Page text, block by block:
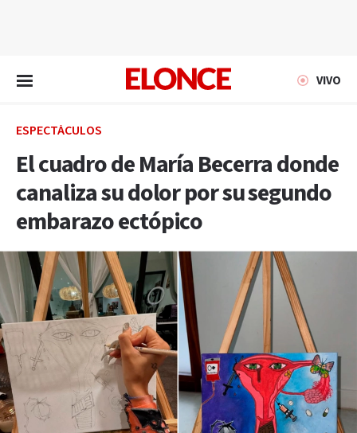
VIVO
ESPECTÁCULOS
El cuadro de María Becerra donde
canaliza su dolor por su segundo
embarazo ectópico